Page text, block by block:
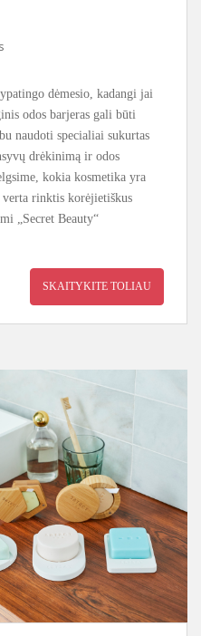
dėmesio, kadangi jai
odos barjeras gali būti
naudoti specialiai sukurtas
drėkinimą ir odos
kokia kosmetika yra
rinktis korėjietiškus
„Secret Beauty“
SKAITYKITE TOLIAU